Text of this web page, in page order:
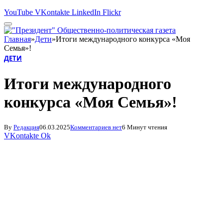
YouTube VKontakte LinkedIn Flickr
Главная»Дети»Итоги международного конкурса «Моя
Семья»!
ДЕТИ
Итоги международного
конкурса «Моя Семья»!
By Редакция06.03.2025Комментариев нет6 Минут чтения
VKontakte Ok